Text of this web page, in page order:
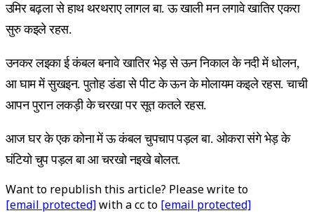
उमिर बढ़ला से हाथ थरथराए लागल बा. ऊ खाली मन लगावे खातिर एकरा
सुरु कइले रहस.
उनकर लइका ई कंबल बनावे खातिर भेड़ से ऊन निकाल के नदी में धोलन,
आ घाम में सुखइन. पुतोह डंडा से पीट के ऊन के मोलायम कइले रहस. चाची
आपन पुरान लकड़ी के चरखा पर सूत कतले रहस.
आज घर के एक कोना में ऊ कंबल चुपचाप पड़ल बा. ओकरा संगे भेड़ के
घंटियो चुप पड़ल बा आ चरखो नइखे बोलत.
Want to republish this article? Please write to
[email protected]with a cc to [email protected]